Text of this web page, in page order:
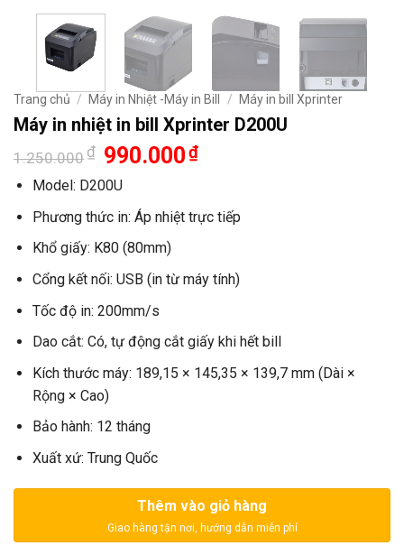
Trang chủ / Máy in Nhiệt -Máy in Bill / Máy in bill Xprinter
Máy in nhiệt in bill Xprinter D200U
1.250.000 ₫ Giá
gốc
là:
1.250.000₫.
990.000₫Giá
990.000₫.
Model: D200U
Phương thức in: Áp nhiệt trực tiếp
Khổ giấy: K80 (80mm)
Cổng kết nối: USB (in từ máy tính)
Tốc độ in: 200mm/s
Dao cắt: Có, tự động cắt giấy khi hết bill
Kích thước máy: 189,15 × 145,35 × 139,7 mm (Dài ×
Rộng × Cao)
Bảo hành: 12 tháng
Xuất xứ: Trung Quốc
Thêm vào giỏ hàng